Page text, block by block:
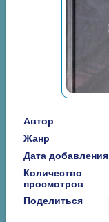
Автор
Жанр
Дата добавления
Количество
просмотров
Поделиться